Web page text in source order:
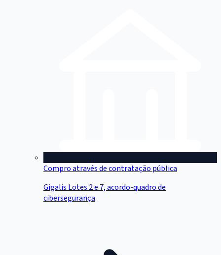
Compro através de contratação pública
Gigalis Lotes 2 e 7, acordo-quadro de
cibersegurança